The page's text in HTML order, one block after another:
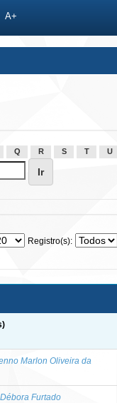
A+
Q R S T U
Registro(s):
Marlon Oliveira da
Furtado